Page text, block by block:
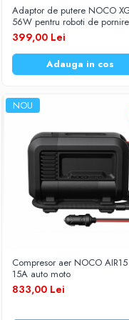
Becuri LED
Aplice LED
Lanterne
Lampi
Kit-uri vlogging
Electrice
Convertoare tensiune
Prelungitoare
Stabilizatoare tensiune
Ventilatoare
Diverse gadgeturi
Cablu coaxial
Accesorii auto
Redresoare
Baterii Zinc-Aer
Adaptor de putere NOCO
56W pentru roboti de pornire
NOCO Boost GB70 / GB150 /
GB500
399,00 Lei
Adauga in cos
NOU
Compresor aer NOCO
15A auto moto
833,00 Lei